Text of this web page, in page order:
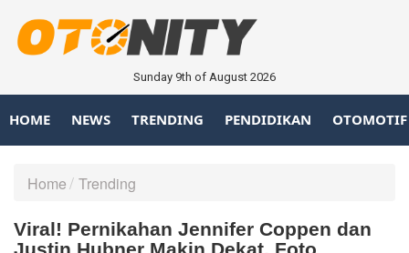
Sunday 9th of August 2026
HOME NEWS TRENDING PENDIDIKAN OTOMOTIF
Home Trending
Viral! Pernikahan Jennifer Coppen dan
Justin Hubner Makin Dekat, Foto